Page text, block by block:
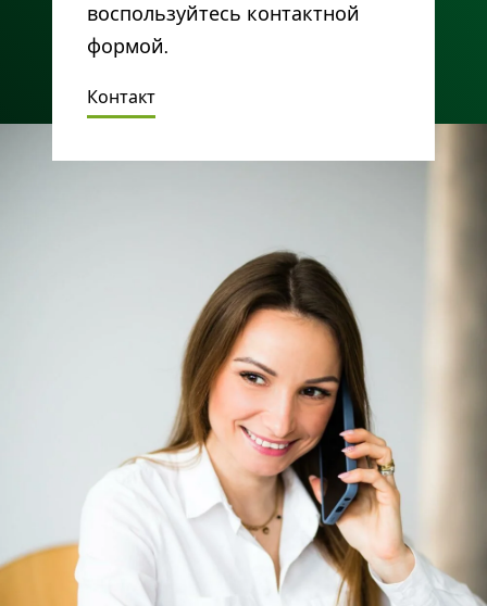
воспользуйтесь контактной
формой.
Контакт